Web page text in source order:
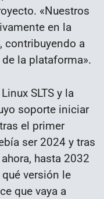
«Nuestros
en la
contribuyendo a
la plataforma».
SLTS y la
soporte iniciar
el primer
ser 2024 y tras
hasta 2032
versión le
que vaya a